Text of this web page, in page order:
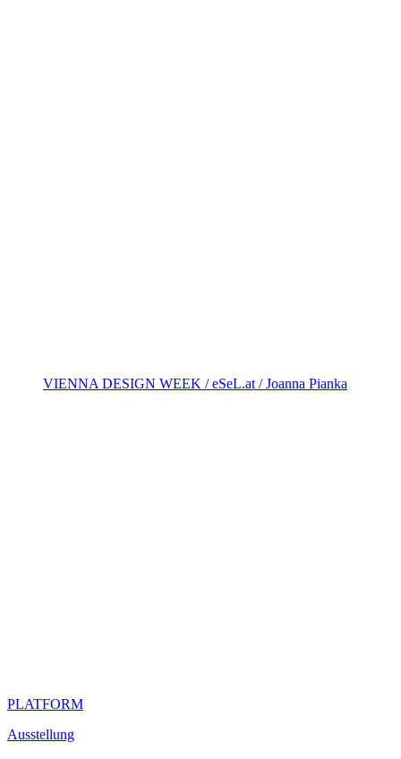
VIENNA DESIGN WEEK / eSeL.at / Joanna Pianka
PLATFORM
Ausstellung